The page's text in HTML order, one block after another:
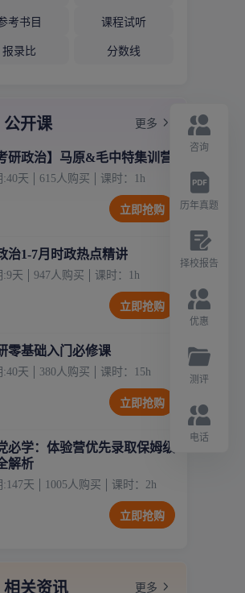
考书目 课程试听
报录比 分数线
公开课 更多
研政治】马原&毛中特集训营
:40天 615人购买 课时： 1 h
立即抢购
治1-7月时政热点精讲
:9天 947人购买 课时： 1 h
立即抢购
零基础入门必修课
:40天 380人购买 课时： 15 h
立即抢购
必学：体验营优先录取保姆级
解析
: 147天 1005人购买 课时： 2 h
立即抢购
相关资讯 更多
咨询
历年真题
择校报告
优惠
测评
电话